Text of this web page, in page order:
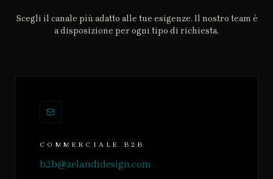
Scegli il canale più adatto alle tue esigenze. Il nostro team è
a disposizione per ogni tipo di richiesta.
COMMERCIALE B2B
b2b@zelandidesign.com